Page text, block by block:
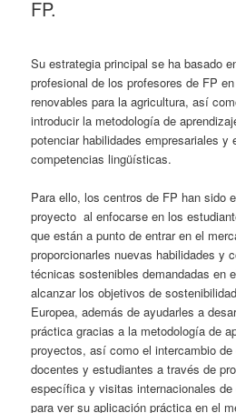
FP.
Su estrategia principal se ha basado
profesional de los profesores de FP
renovables para la agricultura, así
introducir la metodología de
potenciar habilidades empresariales y
competencias lingüísticas.
Para ello, los centros de FP han sido
proyecto al enfocarse en los
que están a punto de entrar en el
proporcionarles nuevas habilidades y
técnicas sostenibles demandadas en
alcanzar los objetivos de
Europea, además de ayudarles a
práctica gracias a la metodología de
proyectos, así como el intercambio
docentes y estudiantes a través de
específica y visitas internacionales
para ver su aplicación práctica en el